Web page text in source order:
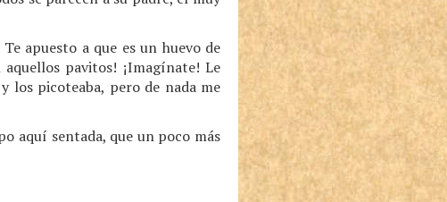
apuesto a que es un huevo de
pavitos! ¡Imagínate! Le
los picoteaba, pero de nada me
aquí sentada, que un poco más